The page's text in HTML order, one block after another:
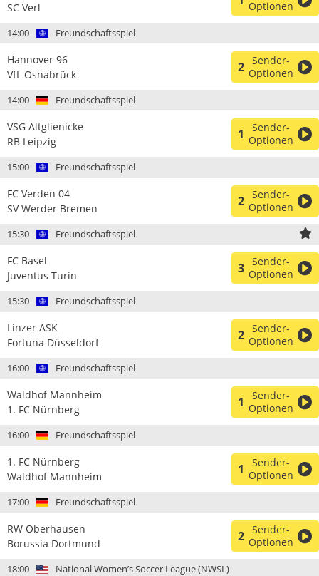
SC Verl
Optionen
14:00 Freundschaftsspiel
Hannover 96
VfL Osnabrück
2 Sender-
Optionen
14:00 Freundschaftsspiel
VSG Altglienicke
RB Leipzig
1
Sender-
Optionen
15:00 Freundschaftsspiel
FC Verden 04
SV Werder Bremen
2 Sender-
Optionen
15:30 Freundschaftsspiel
FC Basel
Juventus Turin
3 Sender-
Optionen
15:30 Freundschaftsspiel
Linzer ASK
Fortuna Düsseldorf
2 Sender-
Optionen
16:00 Freundschaftsspiel
Waldhof Mannheim
1. FC Nürnberg
1
Sender-
Optionen
16:00 Freundschaftsspiel
1. FC Nürnberg
Waldhof Mannheim
1
Sender-
Optionen
17:00 Freundschaftsspiel
RW Oberhausen
Borussia Dortmund
2 Sender-
Optionen
18:00 National Women’s Soccer League (NWSL)